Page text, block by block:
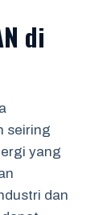
di
seiring
yang
dan